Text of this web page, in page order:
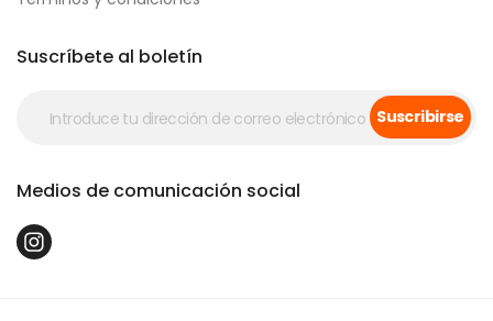
Suscríbete al boletín
Suscribirse
Medios de comunicación social